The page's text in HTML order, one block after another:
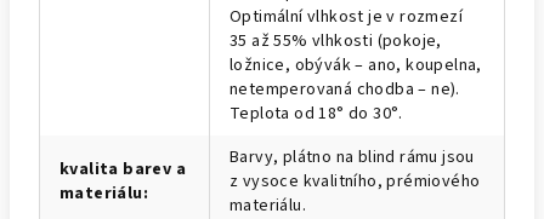
Optimální vlhkost je v rozmezí
35 až 55% vlhkosti (pokoje,
ložnice, obývák – ano, koupelna,
netemperovaná chodba – ne).
Teplota od 18° do 30°.
kvalita barev a
materiálu:
Barvy, plátno na blind rámu jsou
z vysoce kvalitního, prémiového
materiálu.